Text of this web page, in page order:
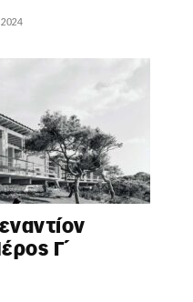
2024
Γ΄